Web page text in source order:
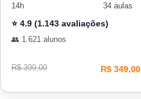
14h 34 aulas
⭐ 4.9 (1.143 avaliações)
👥 1.621 alunos
R$ 399,00 R$ 349,00